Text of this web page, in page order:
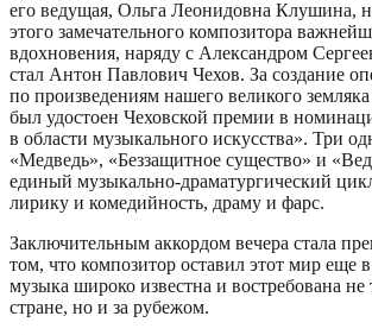
его ведущая, Ольга Леонидовна Клушина,
этого замечательного композитора
вдохновения, наряду с Александром
стал Антон Павлович Чехов. За создание
по произведениям нашего великого
был удостоен Чеховской премии в
в области музыкального искусства». Три
«Медведь», «Беззащитное существо» и
единый музыкально-драматургический
лирику и комедийность, драму и фарс.
Заключительным аккордом вечера стала
том, что композитор оставил этот мир еще
музыка широко известна и востребована не
стране, но и за рубежом.